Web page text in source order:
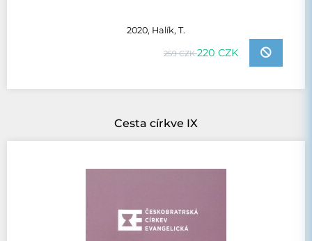
2020, Halík, T.
259 CZK220 CZK
Cesta církve IX